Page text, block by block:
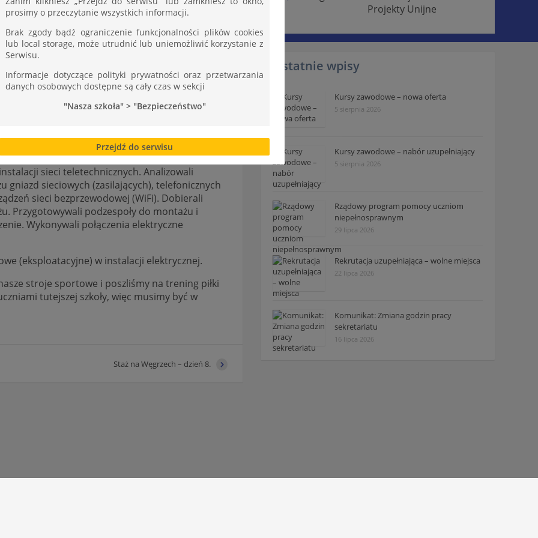
do nawiązywania kontaktów i porozumiewania
sprawniej idzie nam też wykonywanie
ją do procesu obróbki seryjnej,
specyfikacją zawartą w programie obróbczym,
oraz ustawiali punkt zerowy oraz
procesu obróbczego. Następnie pracownik
a stażysta uruchamiał tokarkę bez
sieci teletechnicznych. Analizowali
gniazd sieciowych (zasilających), telefonicznych
sieci bezprzewodowej (WiFi). Dobierali
Przygotowywali podzespoły do montażu i
Wykonywali połączenia elektryczne
(eksploatacyjne) w instalacji elektrycznej.
stroje sportowe i poszliśmy na trening piłki
tutejszej szkoły, więc musimy być w
Staż na Węgrzech – dzień 8.
Projekty Unijne
Ostatnie wpisy
Kursy zawodowe – nowa oferta
5 sierpnia 2026
Kursy zawodowe – nabór uzupełniający
5 sierpnia 2026
Rządowy program pomocy uczniom
niepełnosprawnym
29 lipca 2026
Rekrutacja uzupełniająca – wolne miejsca
22 lipca 2026
Komunikat: Zmiana godzin pracy
sekretariatu
16 lipca 2026
prosimy o przeczytanie wszystkich informacji.
Brak zgody bądź ograniczenie funkcjonalności plików cookies
lub local storage, może utrudnić lub uniemożliwić korzystanie z
Serwisu.
Informacje dotyczące polityki prywatności oraz przetwarzania
danych osobowych dostępne są cały czas w sekcji
"Nasza szkoła" > "Bezpieczeństwo"
Przejdź do serwisu